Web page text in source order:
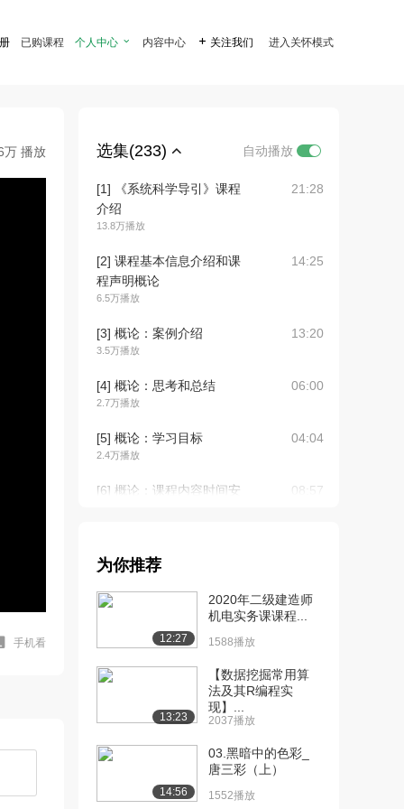
已购课程 个人中心  内容中心  关注我们 进入关怀模式
万 播放
手机看
选集(233) 自动播放
[1] 《系统科学导引》课程
介绍
13.8万播放
21:28
[2] 课程基本信息介绍和课
程声明概论
6.5万播放
14:25
[3] 概论：案例介绍
3.5万播放
13:20
[4] 概论：思考和总结
2.7万播放
06:00
[5] 概论：学习目标
2.4万播放
04:04
[6] 概论：课程内容时间安
08:57
[7] 概论：系统科学学院简
2.2万播放
[8] 概论：什么是系统科学
2.4万播放
[9] 概论：具体研究工作
2.0万播放
[10] 概论：汉字之间的联
04:38
为你推荐
12:27
2020年二级建造师
机电实务课课程...
1588播放
13:23
【数据挖掘常用算
法及其R编程实
现】...
2037播放
14:56
03.黑暗中的色彩_
唐三彩（上）
1552播放